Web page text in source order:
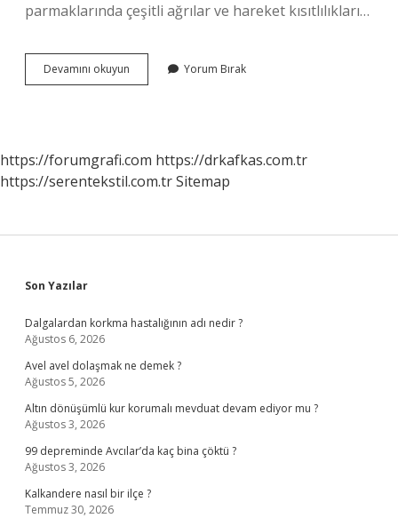
parmaklarında çeşitli ağrılar ve hareket kısıtlılıkları…
Devamını okuyun
Ne
Yorum Bırak
https://forumgrafi.com https://drkafkas.com.tr
https://serentekstil.com.trSitemap
Sidebar
Son Yazılar
Dalgalardan korkma hastalığının adı nedir ?
Ağustos 6, 2026
Avel avel dolaşmak ne demek ?
Ağustos 5, 2026
Altın dönüşümlü kur korumalı mevduat devam ediyor mu ?
Ağustos 3, 2026
99 depreminde Avcılar’da kaç bina çöktü ?
Ağustos 3, 2026
Kalkandere nasıl bir ilçe ?
Temmuz 30, 2026